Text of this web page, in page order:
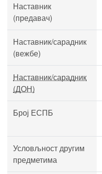
Наставник
(предавач)
Наставник/сарадник
(вежбе)
Наставник/сарадник
(ДОН)
Број ЕСПБ
Условљност другим
предметима